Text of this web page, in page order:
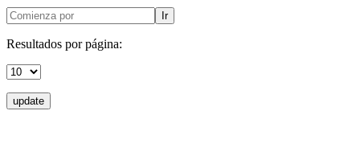
Ir
Resultados por página:
update